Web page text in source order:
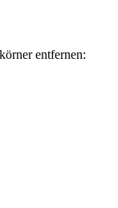
entfernen: